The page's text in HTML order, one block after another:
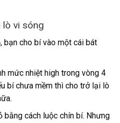
lò vi sóng
bạn cho bí vào một cái bát
mức nhiệt high trong vòng 4
bí chưa mềm thì cho trở lại lò
bằng cách luộc chín bí. Nhưng